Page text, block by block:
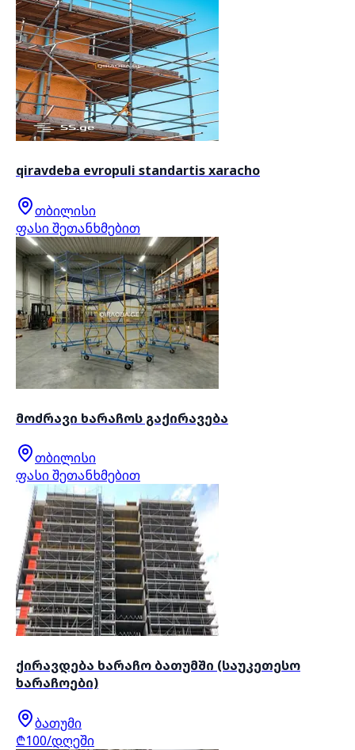
qiravdeba evropuli standartis xaracho
თბილისი
ფასი შეთანხმებით
მოძრავი ხარაჩოს გაქირავება
თბილისი
ფასი შეთანხმებით
ქირავდება ხარაჩო ბათუმში (საუკეთესო
ხარაჩოები)
ბათუმი
₾100/დღეში